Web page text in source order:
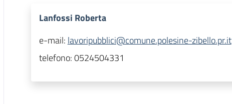
Lanfossi Roberta
e-mail: lavoripubblici@comune.polesine-zibello.pr.it
telefono:0524504331